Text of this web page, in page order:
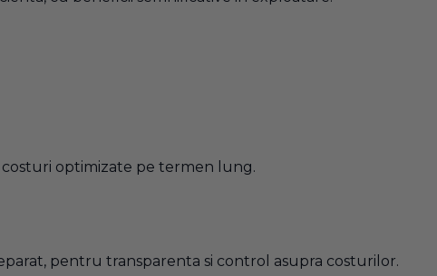
optimizate pe termen lung.
pentru transparenta si control asupra costurilor.